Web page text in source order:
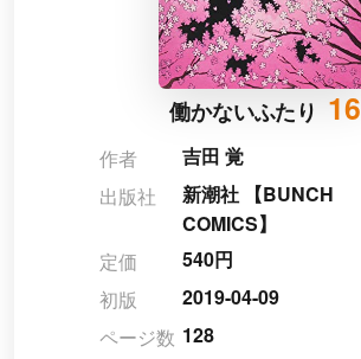
働かないふたり 16
作者
吉田 覚
出版社
新潮社 【BUNCH
COMICS】
定価
540円
初版
2019-04-09
ページ数 128